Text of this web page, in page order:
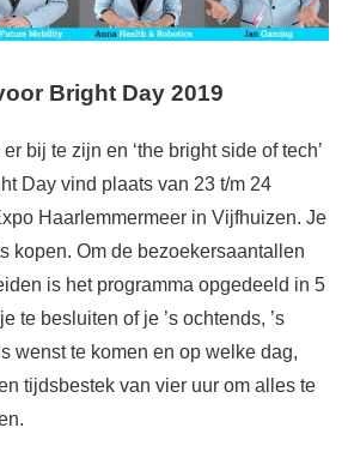
Bright Day 2019
bij te zijn en ‘the bright side of tech’
Day vind plaats van 23 t/m 24
Haarlemmermeer in Vijfhuizen. Je
kopen. Om de bezoekersaantallen
is het programma opgedeeld in 5
te besluiten of je ’s ochtends, ’s
wenst te komen en op welke dag,
tijdsbestek van vier uur om alles te